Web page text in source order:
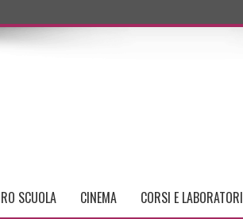
SCUOLA CINEMA CORSI E LABORATORI